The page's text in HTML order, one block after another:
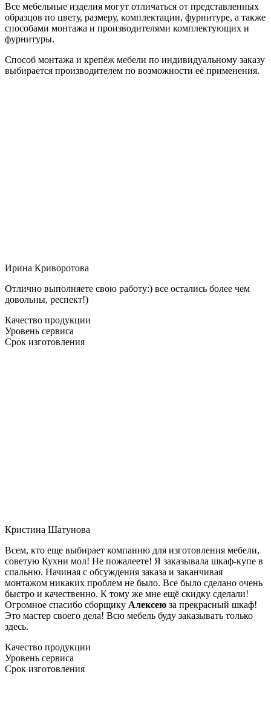
Все мебельные изделия могут отличаться от представленных
образцов по цвету, размеру, комплектации, фурнитуре, а также
способами монтажа и производителями комплектующих и
фурнитуры.
Способ монтажа и крепёж мебели по индивидуальному заказу
выбирается производителем по возможности её применения.
Ирина Криворотова
Отлично выполняете свою работу:) все остались более чем
довольны, респект!)
Качество продукции
Уровень сервиса
Срок изготовления
Кристина Шатунова
Всем, кто еще выбирает компанию для изготовления мебели,
советую Кухни мол! Не пожалеете! Я заказывала шкаф-купе в
спальню. Начиная с обсуждения заказа и заканчивая
монтажом никаких проблем не было. Все было сделано очень
быстро и качественно. К тому же мне ещё скидку сделали!
Огромное спасибо сборщику Алексею за прекрасный шкаф!
Это мастер своего дела! Всю мебель буду заказывать только
здесь.
Качество продукции
Уровень сервиса
Срок изготовления